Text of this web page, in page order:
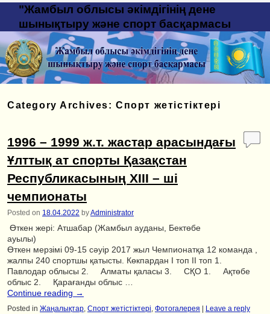
"Жамбыл облысы әкімдігінің дене
шынықтыру және спорт басқармасы
Category Archives:Спорт жетістіктері
1996 – 1999 ж.т. жастар арасындағы
Ұлттық ат спорты Қазақстан
Республикасының ХІІІ – ші
чемпионаты
Posted on 18.04.2022 byAdministrator
Өткен жері: Атшабар (Жамбыл ауданы, Бектөбе
ауылы)
Өткен мерзімі 09-15 сәуір 2017 жыл Чемпионатқа 12 команда ,
жалпы 240 спортшы қатысты. Көкпардан І топ ІІ топ 1.
Павлодар облысы 2. Алматы қаласы 3. СҚО 1. Ақтөбе
облыс 2. Қарағанды облыс …
Continue reading →
Posted in Жаңалықтар Спорт жетістіктері Фотогалерея Leave a reply